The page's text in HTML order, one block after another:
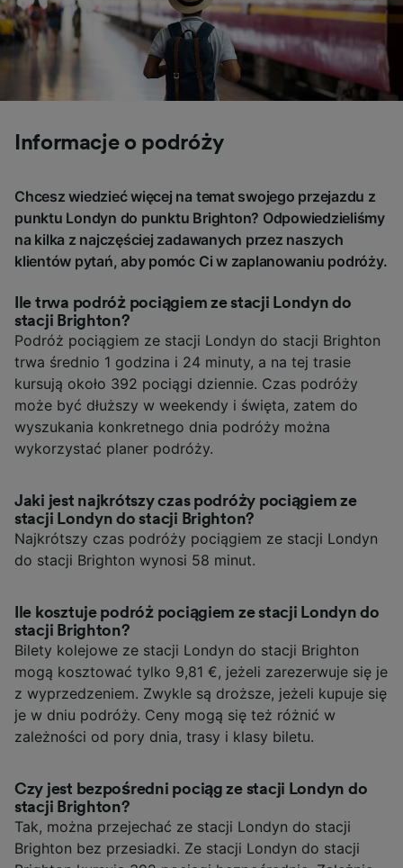
Informacje o podróży
Chcesz wiedzieć więcej na temat swojego przejazdu z
punktu Londyn do punktu Brighton? Odpowiedzieliśmy
na kilka z najczęściej zadawanych przez naszych
klientów pytań, aby pomóc Ci w zaplanowaniu podróży.
Ile trwa podróż pociągiem ze stacji Londyn do
stacji Brighton?
Podróż pociągiem ze stacji Londyn do stacji Brighton
trwa średnio 1 godzina i 24 minuty, a na tej trasie
kursują około 392 pociągi dziennie. Czas podróży
może być dłuższy w weekendy i święta, zatem do
wyszukania konkretnego dnia podróży można
wykorzystać planer podróży.
Jaki jest najkrótszy czas podróży pociągiem ze
stacji Londyn do stacji Brighton?
Najkrótszy czas podróży pociągiem ze stacji Londyn
do stacji Brighton wynosi 58 minut.
Ile kosztuje podróż pociągiem ze stacji Londyn do
stacji Brighton?
Bilety kolejowe ze stacji Londyn do stacji Brighton
mogą kosztować tylko 9,81 €, jeżeli zarezerwuje się je
z wyprzedzeniem. Zwykle są droższe, jeżeli kupuje się
je w dniu podróży. Ceny mogą się też różnić w
zależności od pory dnia, trasy i klasy biletu.
Czy jest bezpośredni pociąg ze stacji Londyn do
stacji Brighton?
Tak, można przejechać ze stacji Londyn do stacji
Brighton bez przesiadki. Ze stacji Londyn do stacji